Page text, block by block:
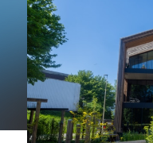
Emma
Amsterdam